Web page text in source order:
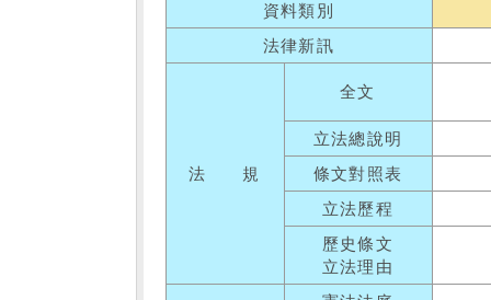
資料類別
法律新訊
法 規
全文
立法總說明
條文對照表
立法歷程
歷史條文
立法理由